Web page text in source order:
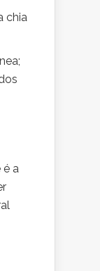
chia
é a